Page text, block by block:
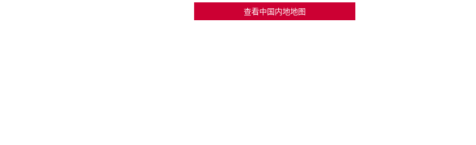
查看中国内地地图